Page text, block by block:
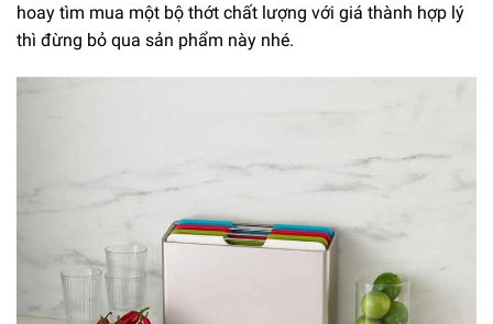
hoay tìm mua một bộ thớt chất lượng với giá thành hợp lý
thì đừng bỏ qua sản phẩm này nhé.